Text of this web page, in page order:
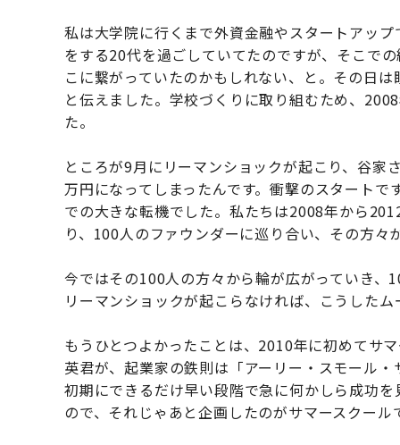
私は大学院に行くまで外資金融やスタートアッ
をする20代を過ごしていてたのですが、そこで
こに繋がっていたのかもしれない、と。その日
と伝えました。学校づくりに取り組むため、
た。
ところが9月にリーマンショックが起こり、谷
万円になってしまったんです。衝撃のスタート
での大きな転機でした。私たちは2008年から
り、100人のファウンダーに巡り合い、その方
今ではその100人の方々から輪が広がっていき
リーマンショックが起こらなければ、こうした
もうひとつよかったことは、2010年に初めてサ
英君が、起業家の鉄則は「アーリー・スモール
初期にできるだけ早い段階で急に何かしら成功
ので、それじゃあと企画したのがサマースクー